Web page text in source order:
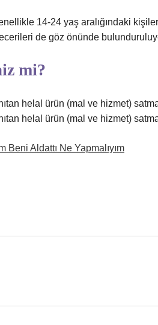
14-24 yaş aralığındaki
de göz önünde
mi?
helal ürün (mal ve hizmet)
helal ürün (mal ve hizmet)
Beni Aldattı Ne Yapmalıyım